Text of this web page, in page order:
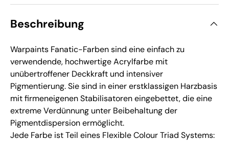
Beschreibung
Warpaints Fanatic-Farben sind eine einfach zu
verwendende, hochwertige Acrylfarbe mit
unübertroffener Deckkraft und intensiver
Pigmentierung. Sie sind in einer erstklassigen Harzbasis
mit firmeneigenen Stabilisatoren eingebettet, die eine
extreme Verdünnung unter Beibehaltung der
Pigmentdispersion ermöglicht.
Jede Farbe ist Teil eines Flexible Colour Triad Systems: